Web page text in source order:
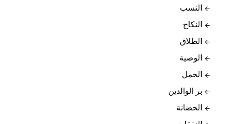
النسب
النكاح
الطلاق
الوصية
الحمل
بر الوالدين
الحضانة